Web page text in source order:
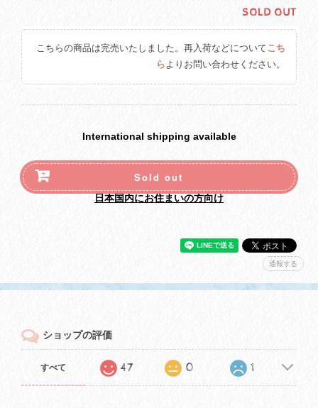
SOLD OUT
こちらの商品は完売いたしました。再入荷などについてこち
らよりお問い合わせください。
International shipping available
Sold out
日本国内にお住まいの方向け
通報する
ショップの評価
すべて 47 0 1